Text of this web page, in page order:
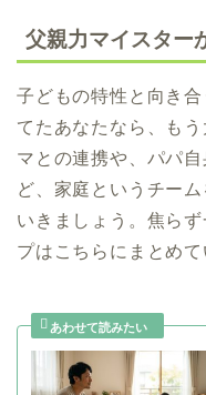
父親力マイスター
子どもの特性と向き
てたあなたなら、も
マとの連携や、パパ
ど、家庭というチー
いきましょう。焦ら
プはこちらにまとめて